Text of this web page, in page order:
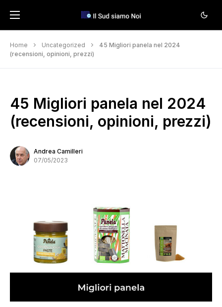
Home Uncategorized
45 Migliori panela nel 2024
(recensioni, opinioni, prezzi)
45 Migliori panela nel 2024
(recensioni, opinioni, prezzi)
Andrea Camilleri
07/05/2023